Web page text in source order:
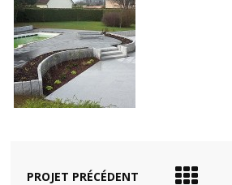
PROJET PRÉCÉDENT